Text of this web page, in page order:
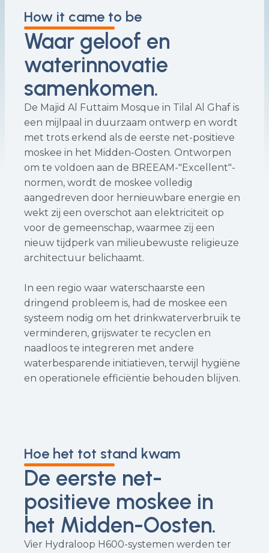
How it came to be
Waar geloof en
waterinnovatie
samenkomen.
De Majid Al Futtaim Mosque in Tilal Al Ghaf is
een mijlpaal in duurzaam ontwerp en wordt
met trots erkend als de eerste net-positieve
moskee in het Midden-Oosten. Ontworpen
om te voldoen aan de BREEAM-"Excellent"-
normen, wordt de moskee volledig
aangedreven door hernieuwbare energie en
wekt zij een overschot aan elektriciteit op
voor de gemeenschap, waarmee zij een
nieuw tijdperk van milieubewuste religieuze
architectuur belichaamt.
In een regio waar waterschaarste een
dringend probleem is, had de moskee een
systeem nodig om het drinkwaterverbruik te
verminderen, grijswater te recyclen en
naadloos te integreren met andere
waterbesparende initiatieven, terwijl hygiëne
en operationele efficiëntie behouden blijven.
Hoe het tot stand kwam
De eerste net-
positieve moskee in
het Midden-Oosten.
Vier Hydraloop H600-systemen werden ter